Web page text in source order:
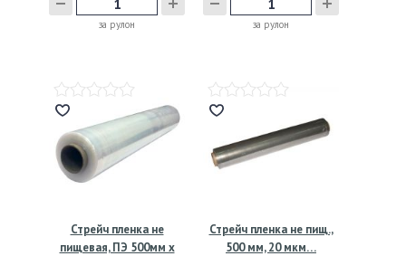
за рулон за рулон
Стрейч пленка не
пищевая, ПЭ 500мм х
Стрейч пленка не пищ.,
500 мм, 20 мкм…